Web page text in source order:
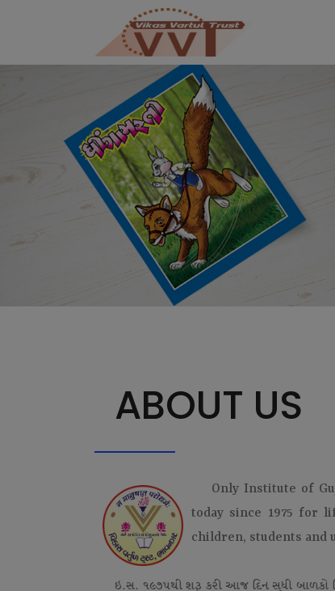
ABOUT US
Only Institute of
today since 1975 for
children, students and
ઇ.સ. ૧૯૭૫થી શરૂ કરી આજ દિન સુધી બાળકો